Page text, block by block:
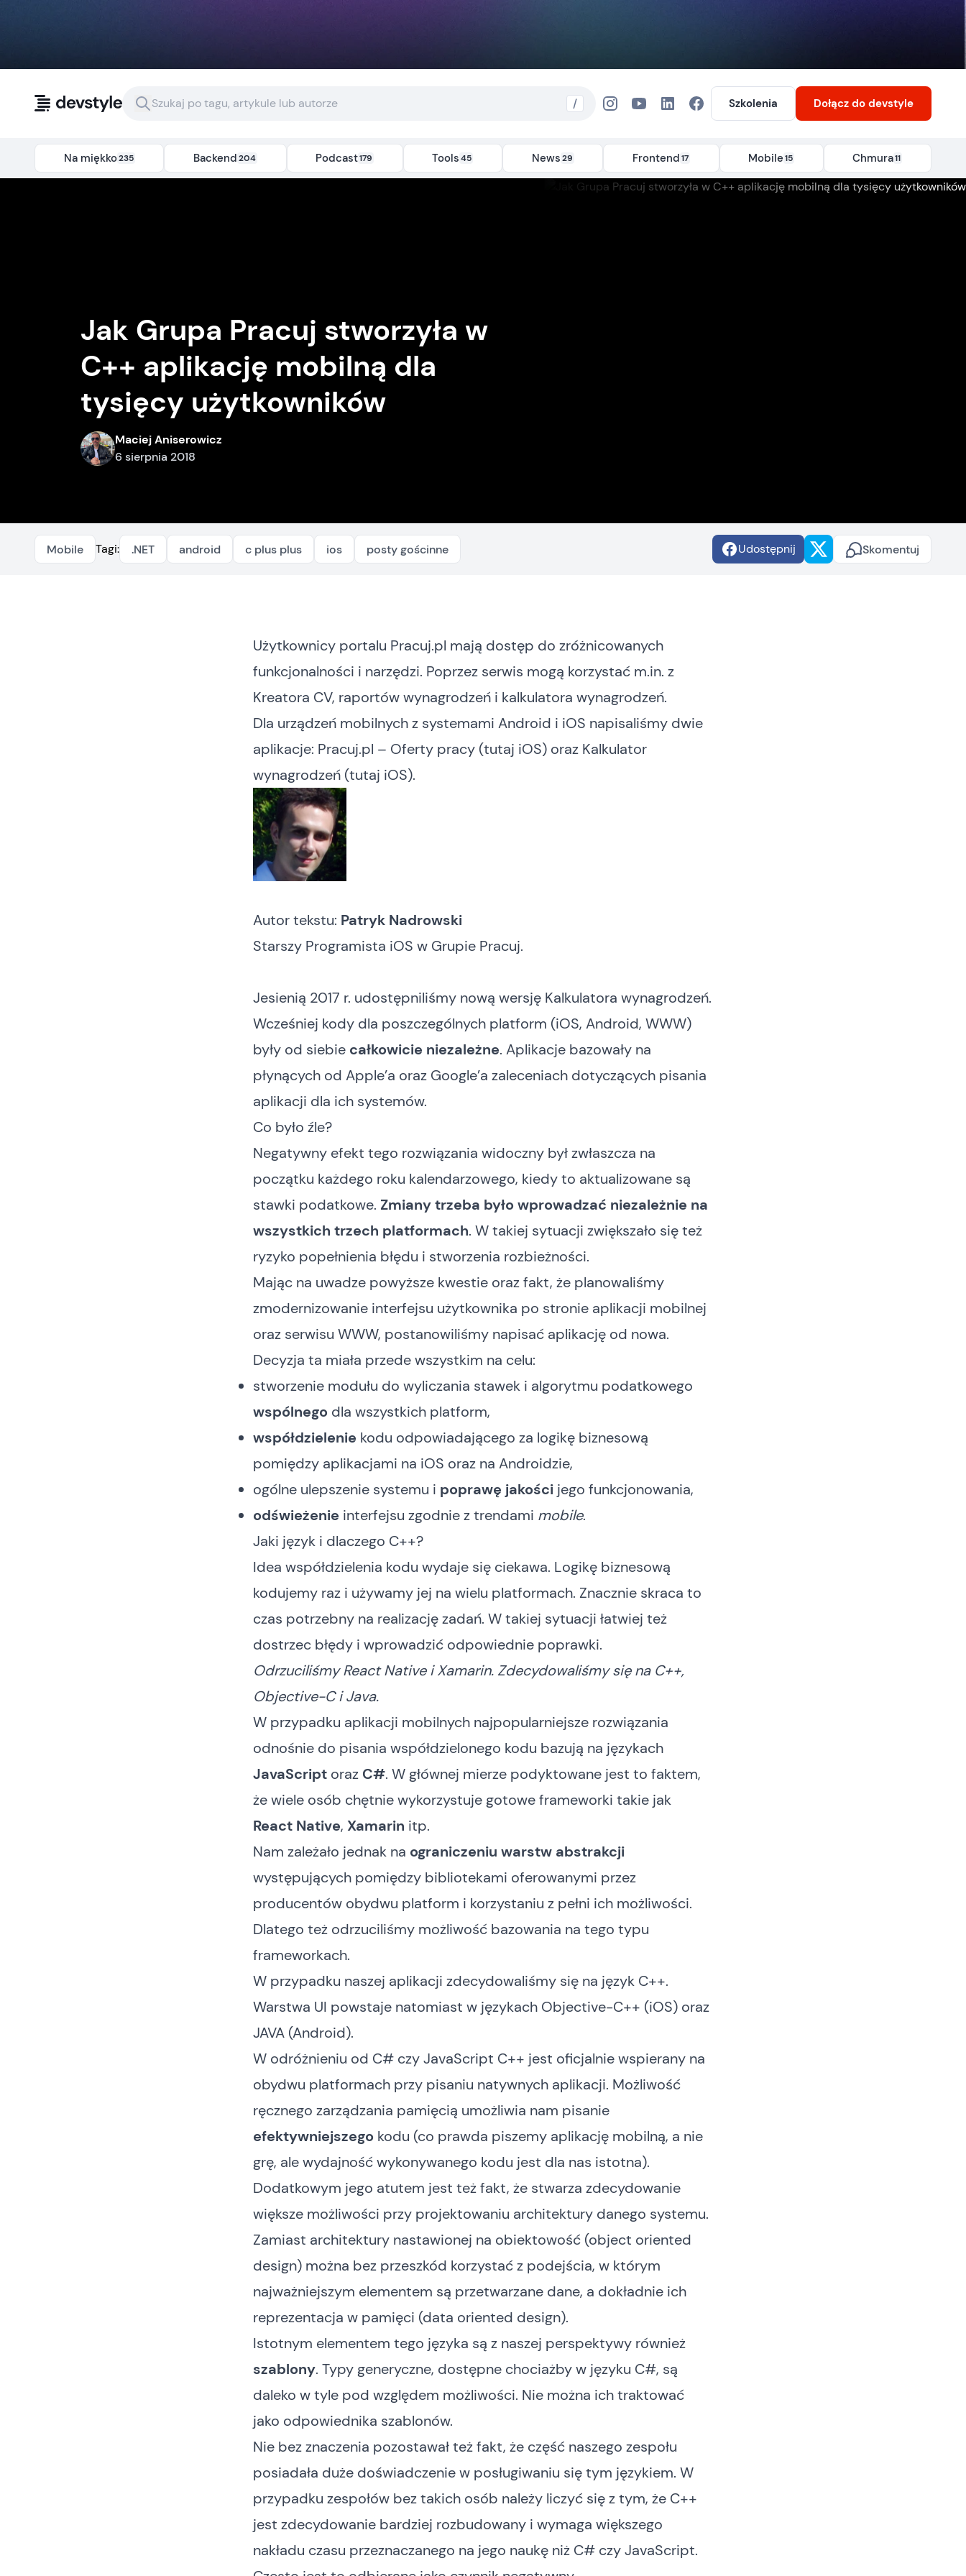
/ Szkolenia Dołącz do devstyle
Na miękko235 Backend204 Podcast179 Tools 45 News29 Frontend17 Mobile15 Chmura11
Jak Grupa Pracuj stworzyła w
C++ aplikację mobilną dla
tysięcy użytkowników
Maciej Aniserowicz
6 sierpnia 2018
Mobile Tagi: .NET android c plus plus ios posty gościnne Udostępnij Skomentuj
Użytkownicy portalu Pracuj.pl mają dostęp do zróżnicowanych
funkcjonalności i narzędzi. Poprzez serwis mogą korzystać m.in. z
Kreatora CV, raportów wynagrodzeń i kalkulatora wynagrodzeń.
Dla urządzeń mobilnych z systemami Android i iOS napisaliśmy dwie
aplikacje: Pracuj.pl – Oferty pracy (tutaj iOS) oraz Kalkulator
wynagrodzeń (tutaj iOS).
Autor tekstu: Patryk Nadrowski
Starszy Programista iOS w Grupie Pracuj.
Jesienią 2017 r. udostępniliśmy nową wersję Kalkulatora wynagrodzeń.
Wcześniej kody dla poszczególnych platform (iOS, Android, WWW)
były od siebie całkowicie niezależne. Aplikacje bazowały na
płynących od Apple’a oraz Google’a zaleceniach dotyczących pisania
aplikacji dla ich systemów.
Co było źle?
Negatywny efekt tego rozwiązania widoczny był zwłaszcza na
początku każdego roku kalendarzowego, kiedy to aktualizowane są
stawki podatkowe. Zmiany trzeba było wprowadzać niezależnie na
wszystkich trzech platformach. W takiej sytuacji zwiększało się też
ryzyko popełnienia błędu i stworzenia rozbieżności.
Mając na uwadze powyższe kwestie oraz fakt, że planowaliśmy
zmodernizowanie interfejsu użytkownika po stronie aplikacji mobilnej
oraz serwisu WWW, postanowiliśmy napisać aplikację od nowa.
Decyzja ta miała przede wszystkim na celu:
stworzenie modułu do wyliczania stawek i algorytmu podatkowego
wspólnego dla wszystkich platform,
współdzielenie kodu odpowiadającego za logikę biznesową
pomiędzy aplikacjami na iOS oraz na Androidzie,
ogólne ulepszenie systemu i poprawę jakości jego funkcjonowania,
odświeżenie interfejsu zgodnie z trendami mobile.
Jaki język i dlaczego C++?
Idea współdzielenia kodu wydaje się ciekawa. Logikę biznesową
kodujemy raz i używamy jej na wielu platformach. Znacznie skraca to
czas potrzebny na realizację zadań. W takiej sytuacji łatwiej też
dostrzec błędy i wprowadzić odpowiednie poprawki.
Odrzuciliśmy React Native i Xamarin. Zdecydowaliśmy się na C++,
Objective-C i Java.
W przypadku aplikacji mobilnych najpopularniejsze rozwiązania
odnośnie do pisania współdzielonego kodu bazują na językach
JavaScript oraz C#. W głównej mierze podyktowane jest to faktem,
że wiele osób chętnie wykorzystuje gotowe frameworki takie jak
React Native, Xamarin itp.
Nam zależało jednak na ograniczeniu warstw abstrakcji
występujących pomiędzy bibliotekami oferowanymi przez
producentów obydwu platform i korzystaniu z pełni ich możliwości.
Dlatego też odrzuciliśmy możliwość bazowania na tego typu
frameworkach.
W przypadku naszej aplikacji zdecydowaliśmy się na język C++.
Warstwa UI powstaje natomiast w językach Objective-C++ (iOS) oraz
JAVA (Android).
W odróżnieniu od C# czy JavaScript C++ jest oficjalnie wspierany na
obydwu platformach przy pisaniu natywnych aplikacji. Możliwość
ręcznego zarządzania pamięcią umożliwia nam pisanie
efektywniejszego kodu (co prawda piszemy aplikację mobilną, a nie
grę, ale wydajność wykonywanego kodu jest dla nas istotna).
Dodatkowym jego atutem jest też fakt, że stwarza zdecydowanie
większe możliwości przy projektowaniu architektury danego systemu.
Zamiast architektury nastawionej na obiektowość (object oriented
design) można bez przeszkód korzystać z podejścia, w którym
najważniejszym elementem są przetwarzane dane, a dokładnie ich
reprezentacja w pamięci (data oriented design).
Istotnym elementem tego języka są z naszej perspektywy również
szablony. Typy generyczne, dostępne chociażby w języku C#, są
daleko w tyle pod względem możliwości. Nie można ich traktować
jako odpowiednika szablonów.
Nie bez znaczenia pozostawał też fakt, że część naszego zespołu
posiadała duże doświadczenie w posługiwaniu się tym językiem. W
przypadku zespołów bez takich osób należy liczyć się z tym, że C++
jest zdecydowanie bardziej rozbudowany i wymaga większego
nakładu czasu przeznaczanego na jego naukę niż C# czy JavaScript.